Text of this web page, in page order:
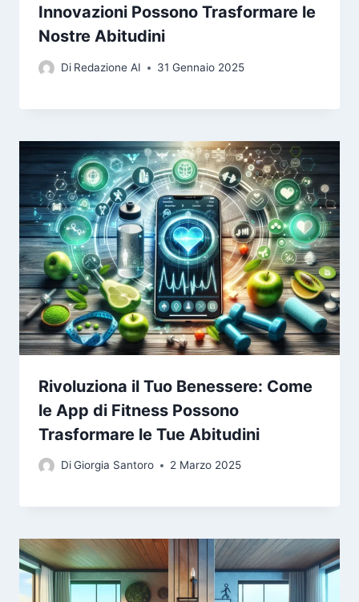
Innovazioni Possono Trasformare le
Nostre Abitudini
Di Redazione AI 31 Gennaio 2025
Rivoluziona il Tuo Benessere: Come
le App di Fitness Possono
Trasformare le Tue Abitudini
DiGiorgia Santoro 2 Marzo 2025